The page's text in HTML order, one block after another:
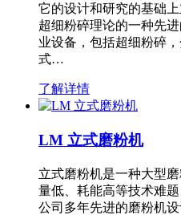
它的设计和研究的基础
超细粉碎理论的一种先
业设备，包括超细粉碎
式…
了解详情
LM 立式磨粉机
立式磨粉机是一种大型
量低、耗能高等技术难
公司多年先进的磨粉机